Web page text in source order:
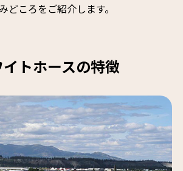
どころをご紹介します。
トホースの特徴